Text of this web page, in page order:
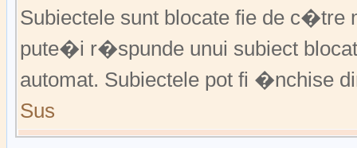
Subiectele sunt blocate fie de
pute�i r�spunde unui subiect
automat. Subiectele pot fi �nchise
Sus